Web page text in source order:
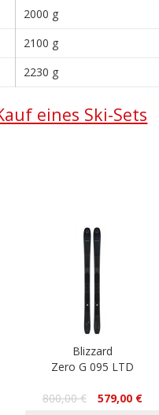
2000 g
2100 g
2230 g
eines Ski-Sets
Blizzard
Zero G 095 LTD
800,00 €
579,00 €